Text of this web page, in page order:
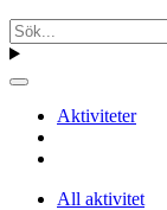
Aktiviteter
All aktivitet